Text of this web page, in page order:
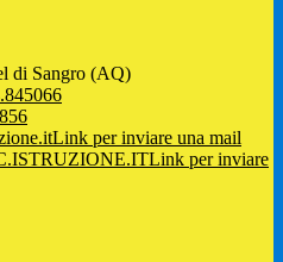
di Sangro (AQ)
Link per inviare una mail
Link per inviare